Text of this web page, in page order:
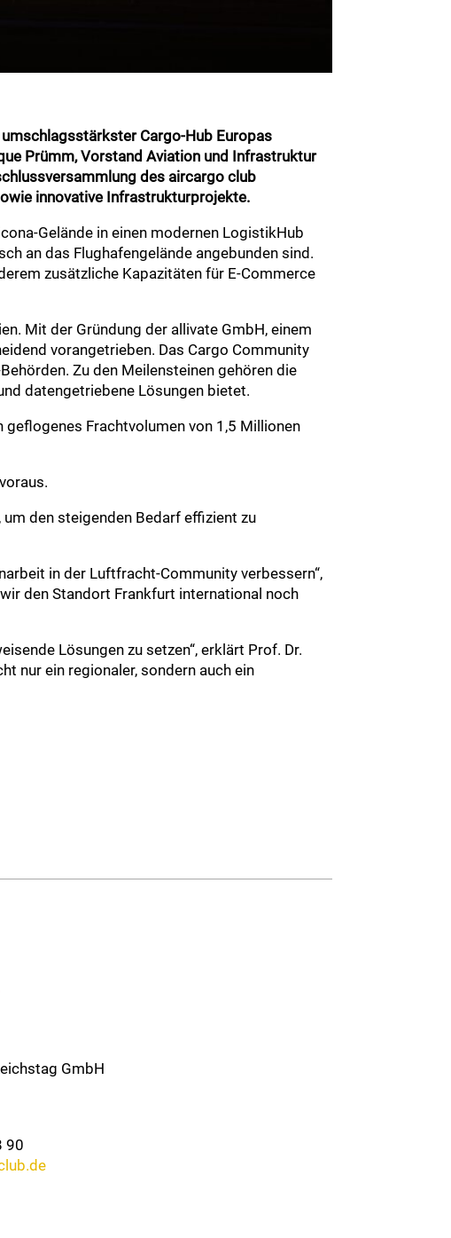
Cargo-Hub Europas
Prümm, Vorstand Aviation und Infrastruktur
des aircargo club
innovative Infrastrukturprojekte.
Gelände in einen modernen LogistikHub
an das Flughafengelände angebunden sind.
zusätzliche Kapazitäten für E-Commerce
Mit der Gründung der allivate GmbH, einem
vorangetrieben. Das Cargo Community
Zu den Meilensteinen gehören die
datengetriebene Lösungen bietet.
Frachtvolumen von 1,5 Millionen
den steigenden Bedarf effizient zu
in der Luftfracht-Community verbessern“,
den Standort Frankfurt international noch
Lösungen zu setzen“, erklärt Prof. Dr.
nur ein regionaler, sondern auch ein
GmbH
90